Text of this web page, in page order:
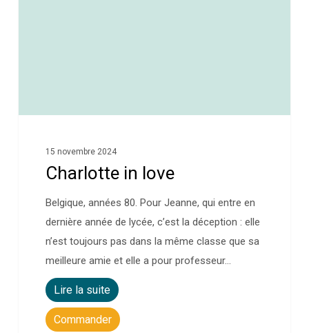
15 novembre 2024
Charlotte in love
Belgique, années 80. Pour Jeanne, qui entre en
dernière année de lycée, c’est la déception : elle
n’est toujours pas dans la même classe que sa
meilleure amie et elle a pour professeur…
Lire la suite
Commander